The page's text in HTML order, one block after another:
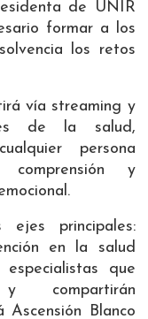
de UNIR
formar a los
los retos
vía streaming y
de la salud,
persona
y
principales:
en la salud
que
y compartirán
Ascensión Blanco